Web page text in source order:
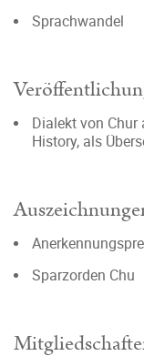
Sprachwandel
Dialekt von Chur
History, als
Sparzorden Chu